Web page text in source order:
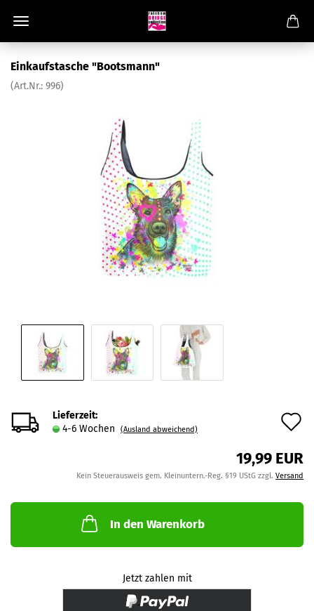
Einkaufstasche "Bootsmann"
(Art.Nr.: 996)
Lieferzeit:
4-6 Wochen
(Ausland abweichend)
19,99 EUR
Kein Steuerausweis gem. Kleinuntern.-Reg. §19 UStG zzgl. Versand
In den Warenkorb
Jetzt zahlen mit